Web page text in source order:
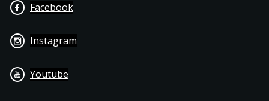
Facebook
Instagram
Youtube